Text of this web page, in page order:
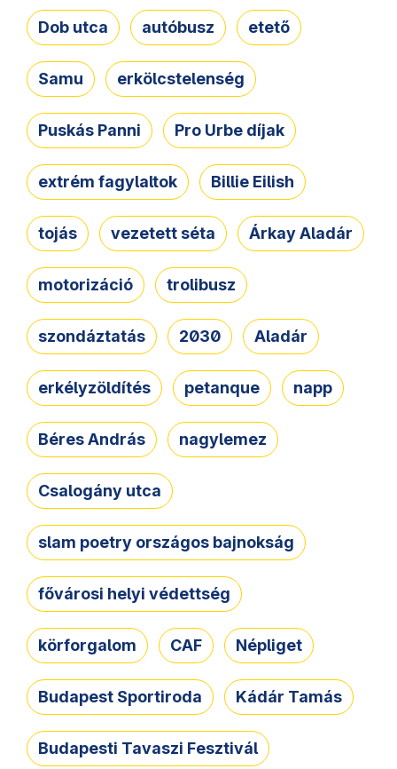
Dob utca autóbusz etető
Samu erkölcstelenség
Puskás Panni Pro Urbe díjak
extrém fagylaltok Billie Eilish
tojás vezetett séta Árkay Aladár
motorizáció trolibusz
szondáztatás 2030 Aladár
erkélyzöldítés petanque napp
Béres András nagylemez
Csalogány utca
slam poetry országos bajnokság
fővárosi helyi védettség
körforgalom CAF Népliget
Budapest Sportiroda Kádár Tamás
Budapesti Tavaszi Fesztivál